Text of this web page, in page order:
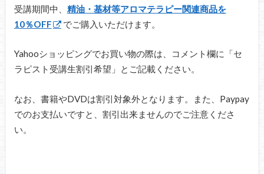
受講期間中、 精油・基材等アロマテラピー関連商品を
10％OFF
でご購入いただけます。
Yahooショッピングでお買い物の際は、コメント欄に「セ
ラピスト受講生割引希望」とご記載ください。
なお、書籍やDVDは割引対象外となります。また、Paypay
でのお支払いですと、割引出来ませんのでご注意くださ
い。